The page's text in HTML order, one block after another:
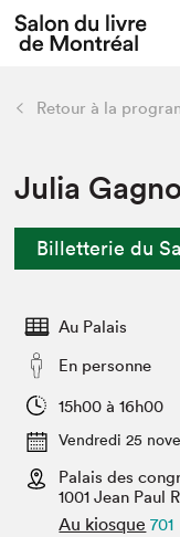
Espace
Espace
Espace médias
Préparer sa
Actualités
SLM PRO
retour
Préparer sa
Salon dans la
Projets
Liens pratiques
Retour à la
Julia
Billetterie du
Au Palais
En personne
15h00 à 16h00
Vendredi 25
Palais des
1001 Jean Paul
Au kiosque 701